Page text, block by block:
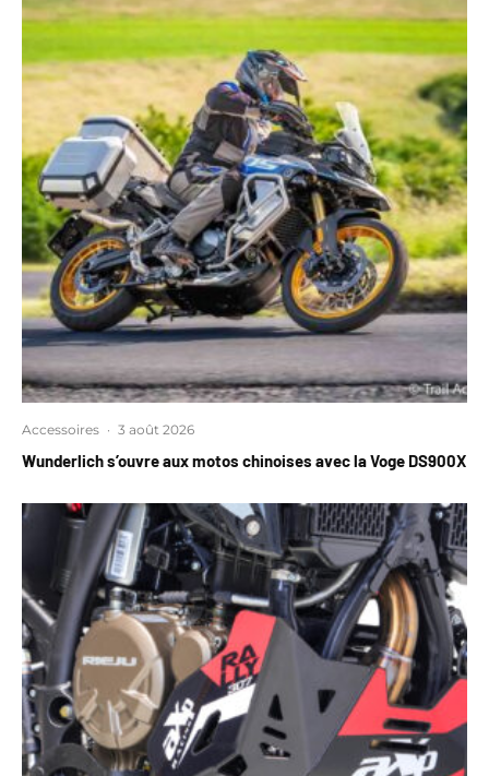
Accessoires · 3 août 2026
Wunderlich s’ouvre aux motos chinoises avec la Voge DS900X